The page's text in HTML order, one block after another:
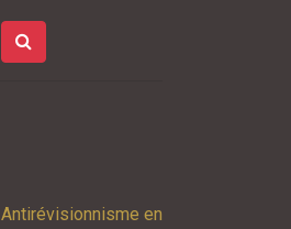
Antirévisionnisme en